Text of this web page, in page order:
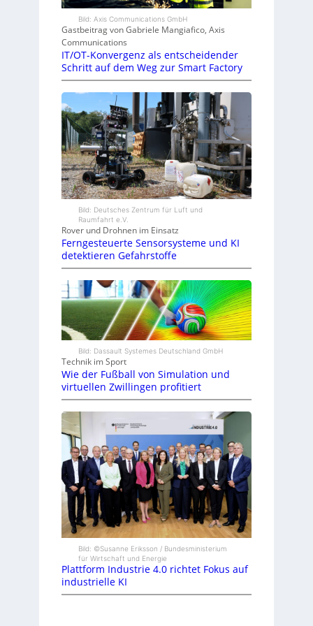
Bild: Axis Communications GmbH
Gastbeitrag von Gabriele Mangiafico, Axis
Communications
IT/OT-Konvergenz als entscheidender
Schritt auf dem Weg zur Smart Factory
Bild: Deutsches Zentrum für Luft und
Raumfahrt e.V.
Rover und Drohnen im Einsatz
Ferngesteuerte Sensorsysteme und KI
detektieren Gefahrstoffe
Bild: Dassault Systemes Deutschland GmbH
Technik im Sport
Wie der Fußball von Simulation und
virtuellen Zwillingen profitiert
Bild: ©Susanne Eriksson / Bundesministerium
für Wirtschaft und Energie
Plattform Industrie 4.0 richtet Fokus auf
industrielle KI